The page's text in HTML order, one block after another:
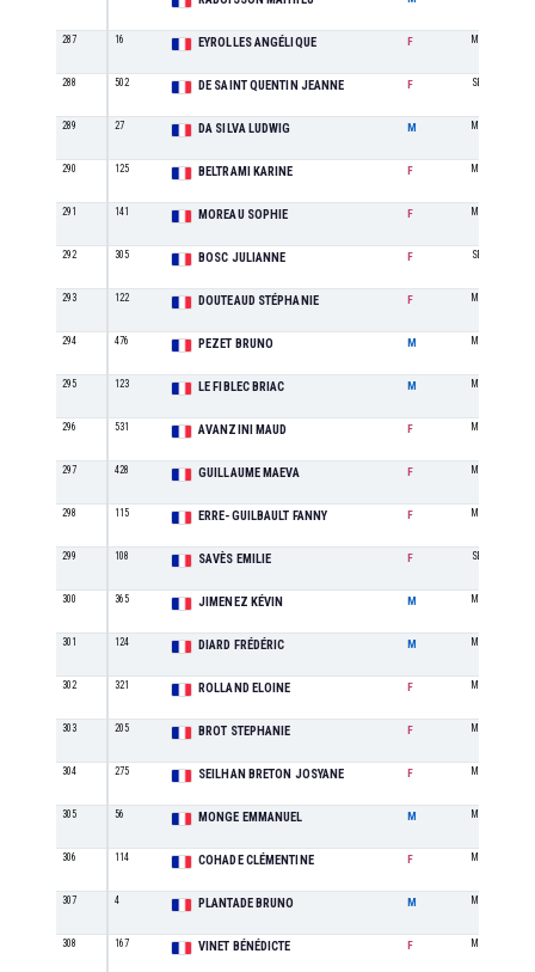
287 16 EYROLLES ANGÉLIQUE F M3
288 502 DE SAINT QUENTIN JEANNE F SE
289 27 DA SILVA LUDWIG M M1
290 125 BELTRAMI KARINE F M3
291 141 MOREAU SOPHIE F M2
292 305 BOSC JULIANNE F SE
293 122 DOUTEAUD STÉPHANIE F M0
294 476 PEZET BRUNO M M2
295 123 LE FIBLEC BRIAC M M2
296 531 AVANZINI MAUD F M1
297 428 GUILLAUME MAEVA F M1
298 115 ERRE-GUILBAULT FANNY F M2
299 108 SAVÈS EMILIE F SE
300 365 JIMENEZ KÉVIN M M0
301 124 DIARD FRÉDÉRIC M M0
302 321 ROLLAND ELOINE F M0
303 205 BROT STEPHANIE F M1
304 275 SEILHAN BRETON JOSYANE F M6
305 56 MONGE EMMANUEL M M1
306 114 COHADE CLÉMENTINE F M1
307 4 PLANTADE BRUNO M M6
308 167 VINET BÉNÉDICTE F M1